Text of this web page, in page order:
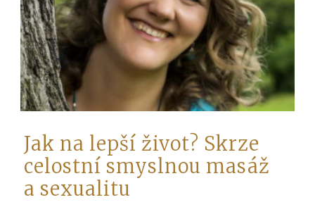
Jak na lepší život? Skrze
celostní smyslnou masáž
a sexualitu